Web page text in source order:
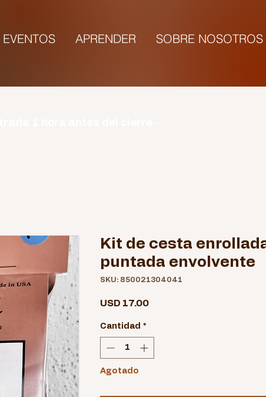
EVENTOS APRENDER SOBRE NOSOTROS
Kit de cesta
puntada envolvente
SKU: 850021304041
USD 17.00Precio
Cantidad *
Agotado